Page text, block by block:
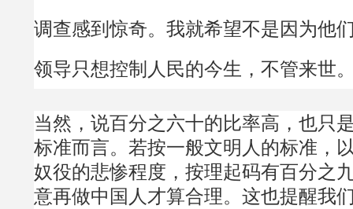
调查感到惊奇。我就希望不是因为他
领导只想控制人民的今生，不管来世
当然，说百分之六十的比率高，也只
标准而言。若按一般文明人的标准，
奴役的悲惨程度，按理起码有百分之
意再做中国人才算合理。这也提醒我